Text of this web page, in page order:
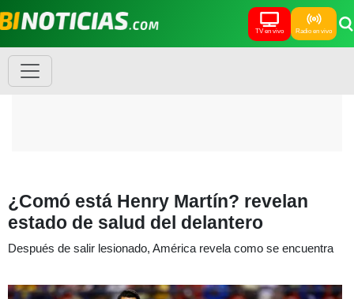
TV en vivo Radio en vivo
¿Comó está Henry Martín? revelan
estado de salud del delantero
Después de salir lesionado, América revela como se encuentra